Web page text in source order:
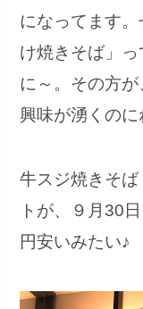
になってます
け焼きそば」
に～。その方
興味が湧くのに
牛スジ焼きそ
トが、９月30
円安いみたい♪